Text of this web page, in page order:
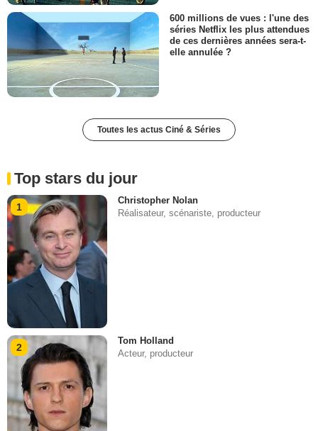
600 millions de vues : l'une des
séries Netflix les plus attendues
de ces dernières années sera-t-
elle annulée ?
Toutes les actus Ciné & Séries
Top stars du jour
1
Christopher Nolan
Réalisateur, scénariste, producteur
2
Tom Holland
Acteur, producteur